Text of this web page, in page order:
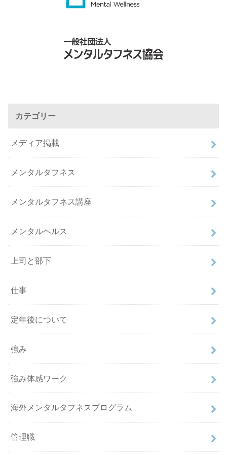
カテゴリー
メディア掲載
メンタルタフネス
メンタルタフネス講座
メンタルヘルス
上司と部下
仕事
定年後について
強み
強み体感ワーク
海外メンタルタフネスプログラム
管理職